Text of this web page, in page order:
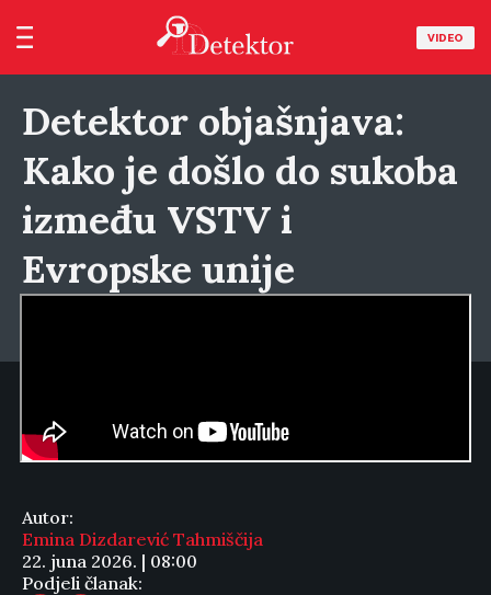
VIDEO
Detektor objašnjava:
Kako je došlo do sukoba
između VSTV i
Evropske unije
Autor:
Emina Dizdarević Tahmiščija
22. juna 2026. | 08:00
Podjeli članak: